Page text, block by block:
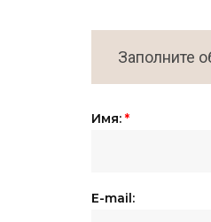
Заполните
Имя: *
E-mail: